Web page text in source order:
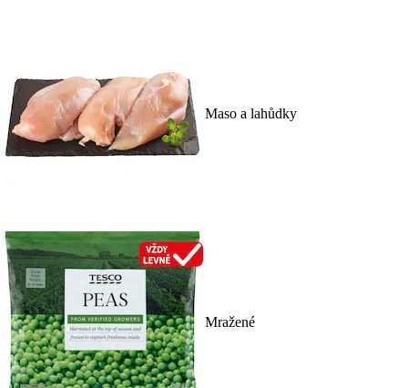
Maso a lahůdky
Mražené